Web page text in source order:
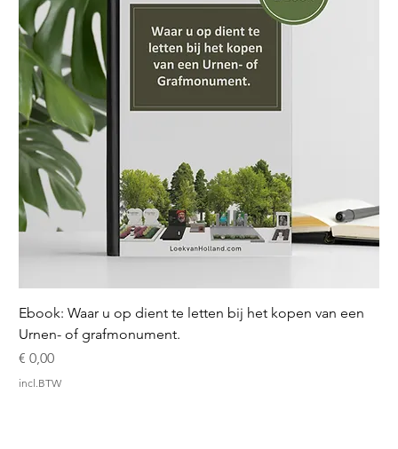
Ebook: Waar u op dient te letten bij het kopen van een
Urnen- of grafmonument.
Prijs
€ 0,00
incl.BTW